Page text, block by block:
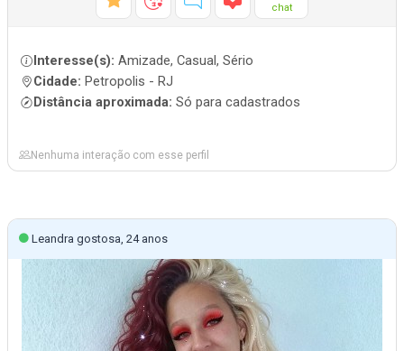
chat
Interesse(s): Amizade, Casual, Sério
Cidade: Petropolis - RJ
Distância aproximada: Só para cadastrados
Nenhuma interação com esse perfil
Leandra gostosa, 24 anos